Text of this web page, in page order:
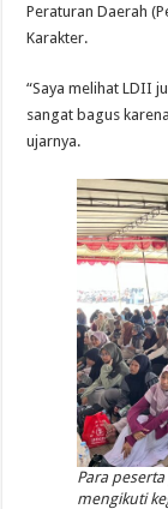
Peraturan Daerah
Karakter.
“Saya melihat LDII
sangat bagus
ujarnya.
Para
mengikuti